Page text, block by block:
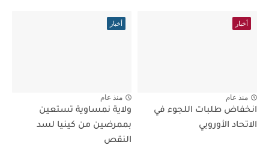
أخبار
منذ عام
انخفاض طلبات اللجوء في
الاتحاد الأوروبي
أخبار
منذ عام
ولاية نمساوية تستعين
بممرضين من كينيا لسد
النقص